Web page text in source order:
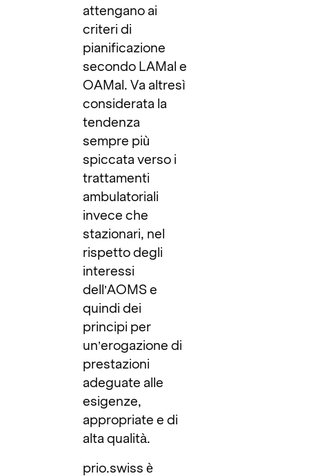
attengano ai
criteri di
pianificazione
secondo LAMal e
OAMal. Va altresì
considerata la
tendenza
sempre più
spiccata verso i
trattamenti
ambulatoriali
invece che
stazionari, nel
rispetto degli
interessi
dell’AOMS e
quindi dei
principi per
un’erogazione di
prestazioni
adeguate alle
esigenze,
appropriate e di
alta qualità.
prio.swiss è